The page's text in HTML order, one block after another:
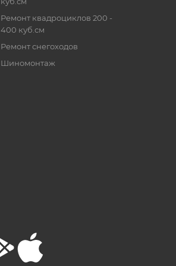
Ремонт квадроциклов 200 -
400 куб.см
Ремонт снегоходов
Шиномонтаж